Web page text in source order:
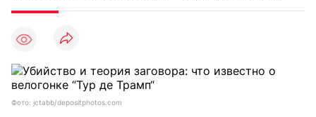
Фото: jctabb/depositphotos.com